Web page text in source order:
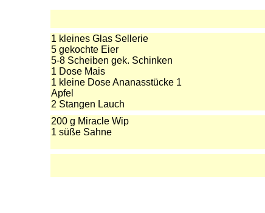
1 kleines Glas Sellerie
5 gekochte Eier
5-8 Scheiben gek. Schinken
1 Dose Mais
1 kleine Dose Ananasstücke 1
Apfel
2 Stangen Lauch
200 g Miracle Wip
1 süße Sahne